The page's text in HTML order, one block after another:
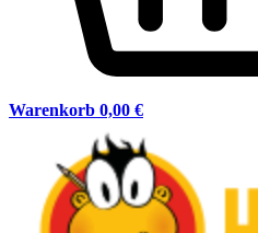
Warenkorb 0,00 €